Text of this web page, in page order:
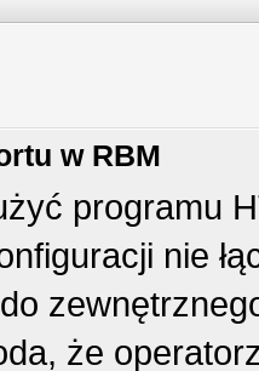
w RBM
programu
nie
że